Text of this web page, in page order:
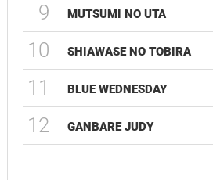
9 MUTSUMI NO UTA
10 SHIAWASE NO TOBIRA
11 BLUE WEDNESDAY
12 GANBARE JUDY